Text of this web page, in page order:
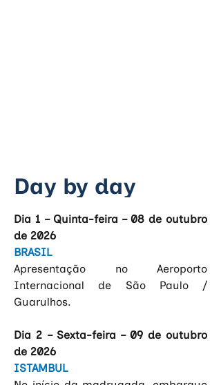
Day by day
Dia 1 – Quinta-feira – 08 de outubro
de 2026
BRASIL
Apresentação no Aeroporto
Internacional de São Paulo /
Guarulhos.
Dia 2 – Sexta-feira – 09 de outubro
de 2026
ISTAMBUL